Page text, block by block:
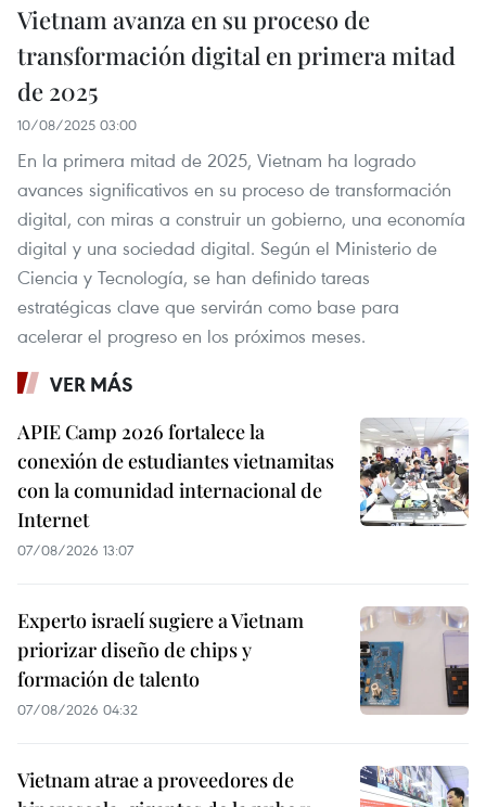
Vietnam avanza en su proceso de
transformación digital en primera mitad
de 2025
10/08/2025 03:00
En la primera mitad de 2025, Vietnam ha logrado
avances significativos en su proceso de transformación
digital, con miras a construir un gobierno, una economía
digital y una sociedad digital. Según el Ministerio de
Ciencia y Tecnología, se han definido tareas
estratégicas clave que servirán como base para
acelerar el progreso en los próximos meses.
VER MÁS
APIE Camp 2026 fortalece la
conexión de estudiantes vietnamitas
con la comunidad internacional de
Internet
07/08/2026 13:07
Experto israelí sugiere a Vietnam
priorizar diseño de chips y
formación de talento
07/08/2026 04:32
Vietnam atrae a proveedores de